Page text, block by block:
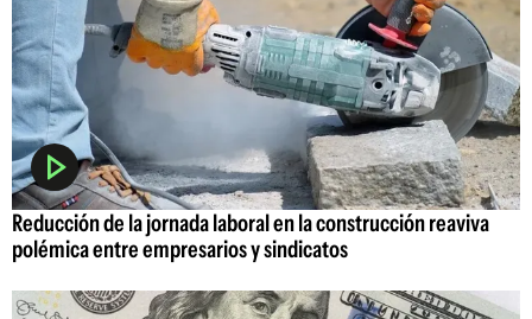
Reducción de la jornada laboral en la construcción reaviva
polémica entre empresarios y sindicatos